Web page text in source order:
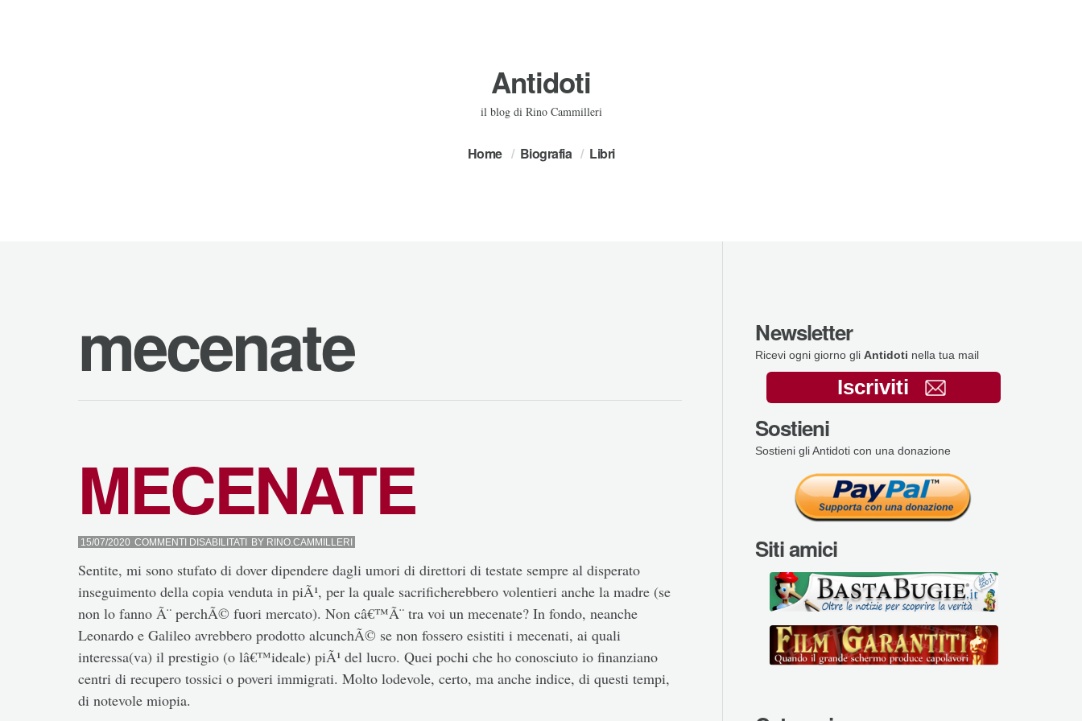
Antidoti
il blog di Rino Cammilleri
Home Biografia Libri
mecenate
MECENATE
15/07/2020 COMMENTI DISABILITATISUBY RINO.CAMMILLERI
Sentite, mi sono stufato di dover dipendere dagli umori di direttori di testate sempre al disperato
inseguimento della copia venduta in piÃ¹, per la quale sacrificherebbero volentieri anche la madre (se
non lo fanno Ã¨ perchÃ© fuori mercato). Non câ€™Ã¨ tra voi un mecenate? In fondo, neanche
Leonardo e Galileo avrebbero prodotto alcunchÃ© se non fossero esistiti i mecenati, ai quali
interessa(va) il prestigio (o lâ€™ideale) piÃ¹ del lucro. Quei pochi che ho conosciuto io finanziano
centri di recupero tossici o poveri immigrati. Molto lodevole, certo, ma anche indice, di questi tempi,
di notevole miopia.
Newsletter
Ricevi ogni giorno gli Antidoti nella tua mail
Iscriviti
Sostieni
Sostieni gli Antidoti con una donazione
Siti amici